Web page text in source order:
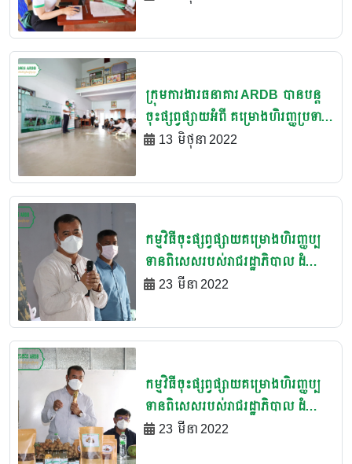
ក្រុមការងារធនាគារ ARDB បានបន្ត
ចុះផ្សព្វផ្សាយអំពី គម្រោងហិរញ្ញប្រទាន
ពិសេសរបស់រាជរដ្ឋាភិបាលដំណាក់
13 មិថុនា 2022
កម្មវិធីចុះផ្សព្វផ្សាយគម្រោងហិរញ្ញប្ប
ទានពិសេសរបស់រាជរដ្ឋាភិបាល ដំណាក់
កាលទី២ ជូនដល់បងប្អូនប្រជាកសិករ
បន្ទាយមានជ័យ
23 មីនា 2022
កម្មវិធីចុះផ្សព្វផ្សាយគម្រោងហិរញ្ញប្ប
ទានពិសេសរបស់រាជរដ្ឋាភិបាល ដំណាក់
កាលទី២ ជូនដល់បងប្អូនប្រជាសហគម
23 មីនា 2022